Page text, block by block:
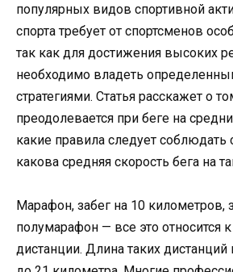
популярных видов спортивной
спорта требует от спортсменов
так как для достижения высоких
необходимо владеть
стратегиями. Статья расскажет о
преодолевается при беге на
какие правила следует соблюдать
какова средняя скорость бега на
Марафон, забег на 10 километров,
полумарафон — все это относится
дистанции. Длина таких дистанций